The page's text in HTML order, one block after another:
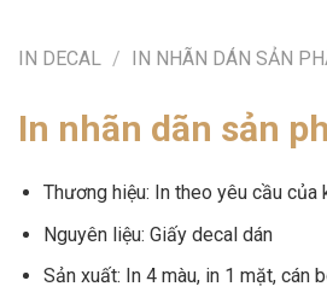
IN DECAL / IN NHÃN DÁN SẢN
In nhãn dãn sản
Thương hiệu: In theo yêu cầu của
Nguyên liệu: Giấy decal dán
Sản xuất: In 4 màu, in 1 mặt, cán